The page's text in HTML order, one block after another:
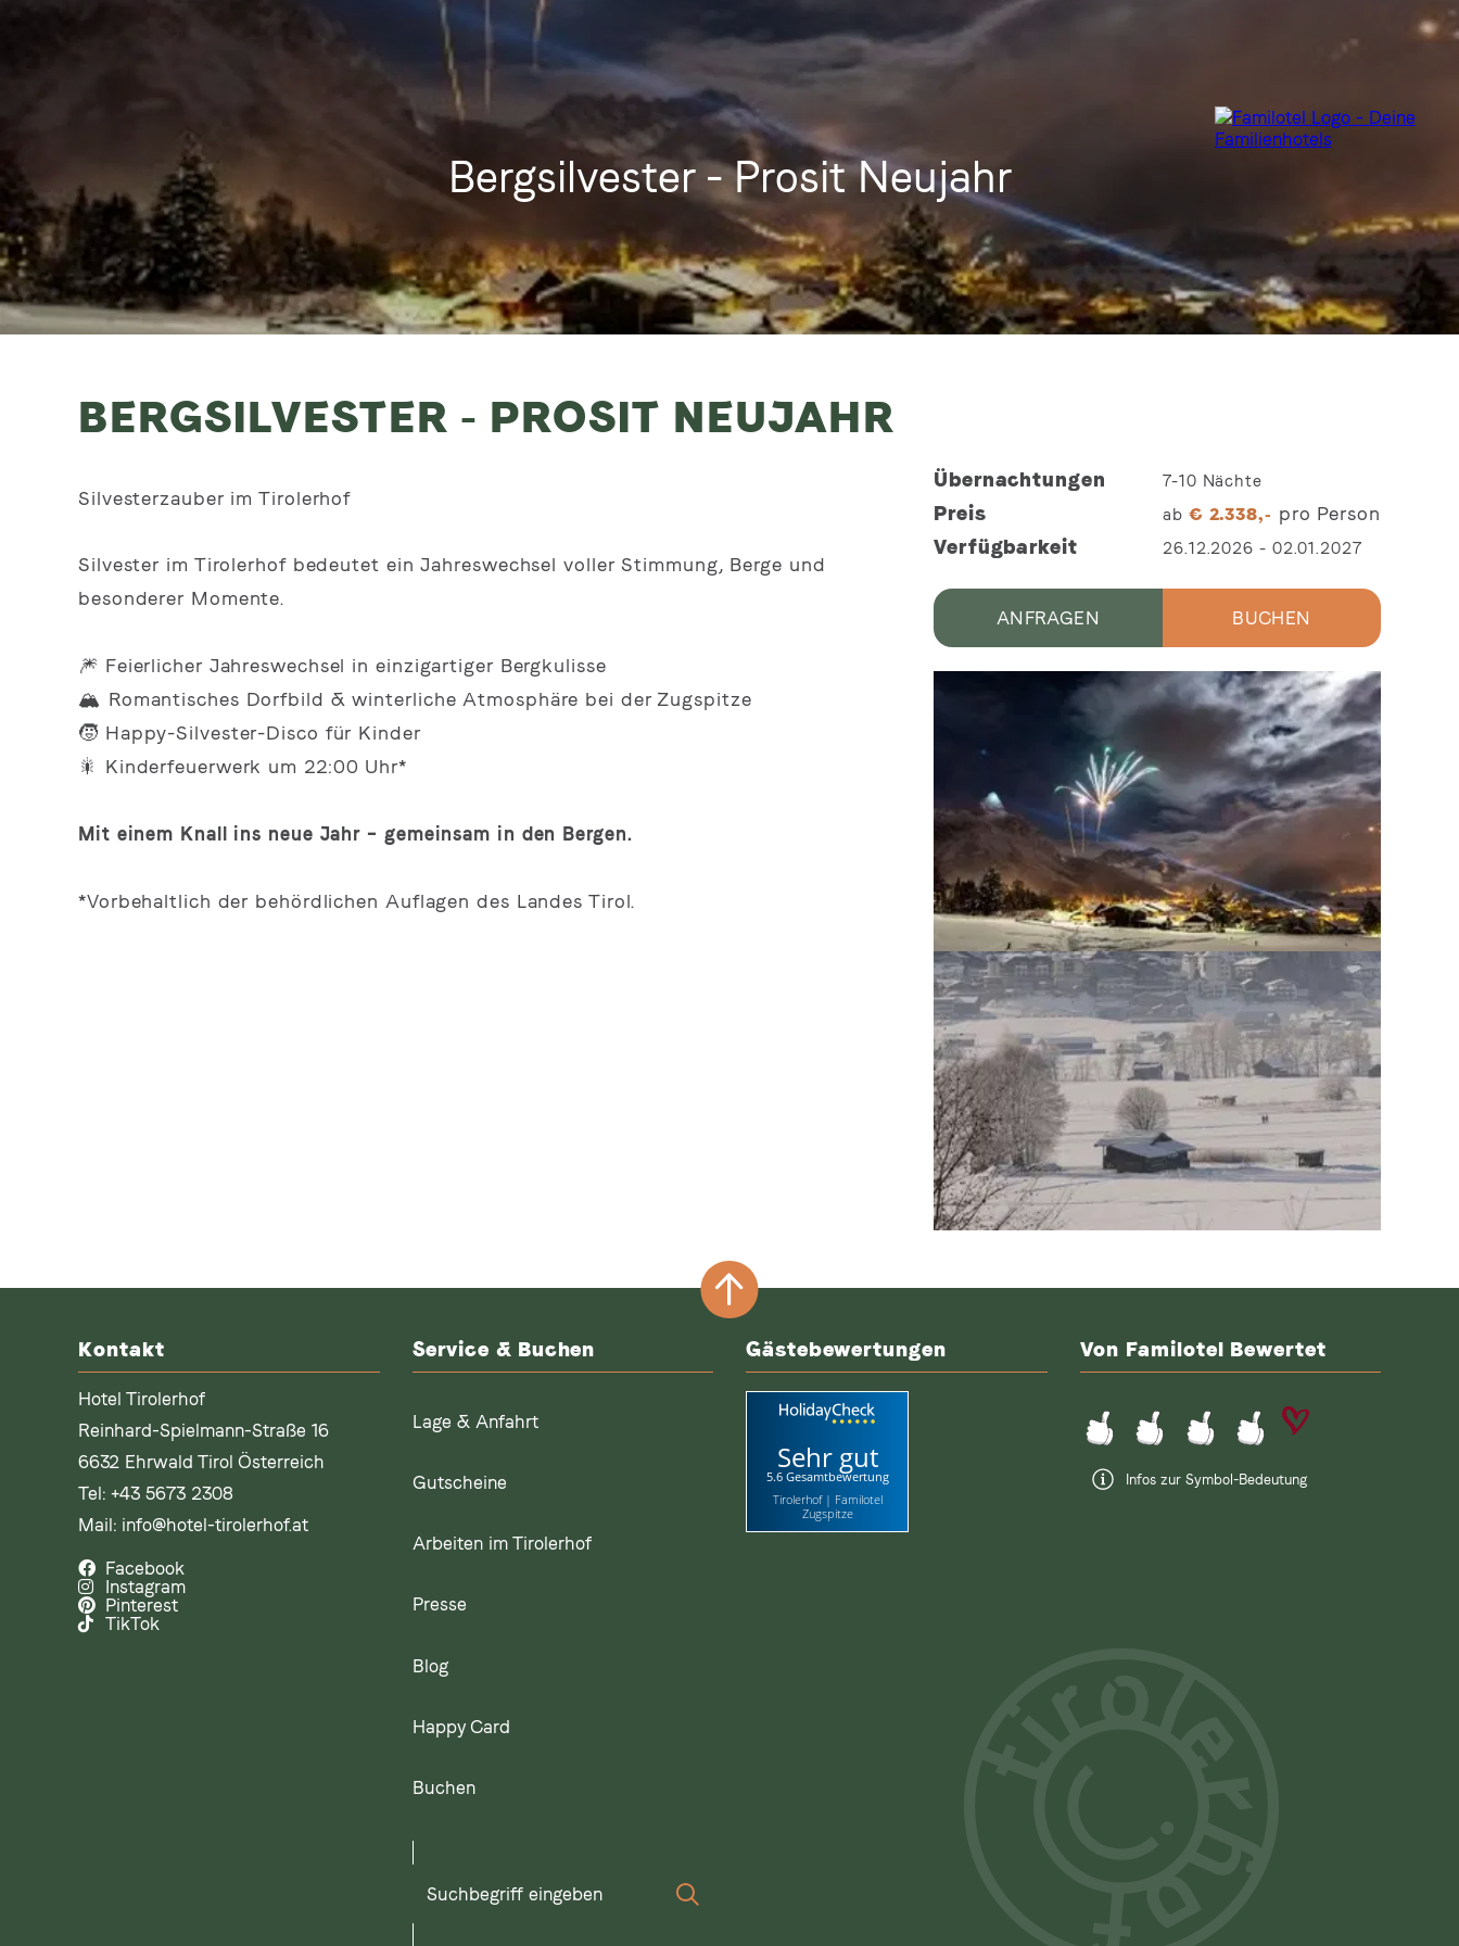
Bergsilvester - Prosit Neujahr
BERGSILVESTER - PROSIT NEUJAHR
Silvesterzauber im Tirolerhof
Silvester im Tirolerhof bedeutet ein Jahreswechsel voller Stimmung, Berge und
besonderer Momente.
🎆 Feierlicher Jahreswechsel in einzigartiger Bergkulisse
🏔️ Romantisches Dorfbild & winterliche Atmosphäre bei der Zugspitze
🧒 Happy-Silvester-Disco für Kinder
🎇 Kinderfeuerwerk um 22:00 Uhr*
Mit einem Knall ins neue Jahr – gemeinsam in den Bergen.
*Vorbehaltlich der behördlichen Auflagen des Landes Tirol.
Übernachtungen 7-10 Nächte
Preis ab € 2.338,- pro Person
Verfügbarkeit
26.12.2026 - 02.01.2027
BUCHEN
ANFRAGEN
Kontakt
Hotel Tirolerhof
Reinhard-Spielmann-Straße 16
6632 Ehrwald Tirol Österreich
Tel: +43 5673 2308
Mail: info@hotel-tirolerhof.at
Facebook
Instagram
Pinterest
TikTok
Service & Buchen
Lage & Anfahrt
Gutscheine
Arbeiten im Tirolerhof
Presse
Blog
Happy Card
Buchen
Suchbegriff
Gästebewertungen
Sehr gut
5.6 Gesamtbewertung
Tirolerhof | Familotel
Zugspitze
Von Familotel Bewertet
Infos zur Symbol-Bedeutung